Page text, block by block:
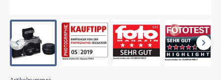
Vorherige